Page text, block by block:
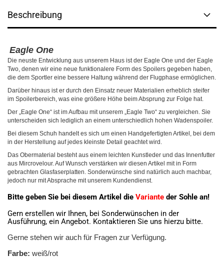
Beschreibung
Eagle One
Die neuste Entwicklung aus unserem Haus ist der Eagle One und der Eagle
Two, denen wir eine neue funktionalere Form des Spoilers gegeben haben,
die dem Sportler eine bessere Haltung während der Flugphase ermöglichen.
Darüber hinaus ist er durch den Einsatz neuer Materialien erheblich steifer
im Spoilerbereich, was eine größere Höhe beim Absprung zur Folge hat.
Der „Eagle One“ ist im Aufbau mit unserem „Eagle Two“ zu vergleichen. Sie
unterscheiden sich lediglich an einem unterschiedlich hohen Wadenspoiler.
Bei diesem Schuh handelt es sich um einen Handgefertigten Artikel, bei dem
in der Herstellung auf jedes kleinste Detail geachtet wird.
Das Obermaterial besteht aus einem leichten Kunstleder und das Innenfutter
aus Mircrovelour. Auf Wunsch verstärken wir diesen Artikel mit in Form
gebrachten Glasfaserplatten. Sonderwünsche sind natürlich auch machbar,
jedoch nur mit Absprache mit unserem Kundendienst.
Bitte geben Sie bei diesem Artikel die Variante der Sohle an!
Gern erstellen wir Ihnen, bei Sonderwünschen in der
Ausführung, ein Angebot. Kontaktieren Sie uns hierzu bitte.
Gerne stehen wir auch für Fragen zur Verfügung.
Farbe: weiß/rot